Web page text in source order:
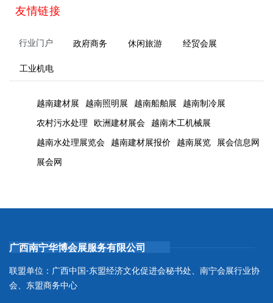
友情链接
行业门户 政府商务 休闲旅游 经贸会展
工业机电
越南建材展 越南照明展 越南船舶展
越南制冷展
农村污水处理
欧洲建材展会
越南木工机械展
越南水处理展览会
越南建材展报价 越南展览
展会信息网
展会网
广西南宁华博会展服务有限公司
联盟单位：广西中国-东盟经济文化促进会秘书处、南宁会展行业协
会、东盟商务中心